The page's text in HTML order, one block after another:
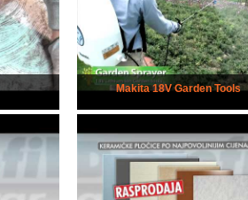
Makita 18V Garden Tools